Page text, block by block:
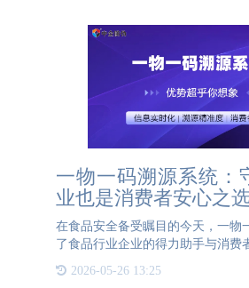
一物一码溯源系统：
业也是消费者安心之
在食品安全备受瞩目的今天，一物
了食品行业企业的得力助手与消费
为消费者带来了前所未有的便捷与
2026-05-26 13:25